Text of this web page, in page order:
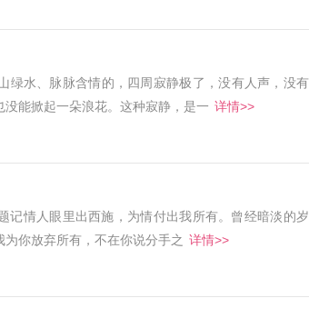
绿水、脉脉含情的，四周寂静极了，没有人声，没有
能掀起一朵浪花。这种寂静，是一 详情>>
情人眼里出西施，为情付出我所有。曾经暗淡的岁
你放弃所有，不在你说分手之 详情>>